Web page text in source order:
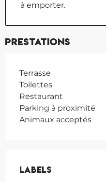
à emporter.
Prestations
Terrasse
Toilettes
Restaurant
Parking à proximité
Animaux acceptés
Labels
Labels